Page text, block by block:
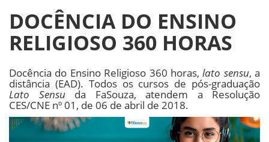
DOCÊNCIA DO ENSINO
RELIGIOSO 360 HORAS
Docência do Ensino Religioso 360 horas,lato sensu, a
distância (EAD). Todos os cursos de pós-graduação
Lato Sensuda FaSouza, atendem a Resolução
CES/CNE nº 01, de 06 de abril de 2018.